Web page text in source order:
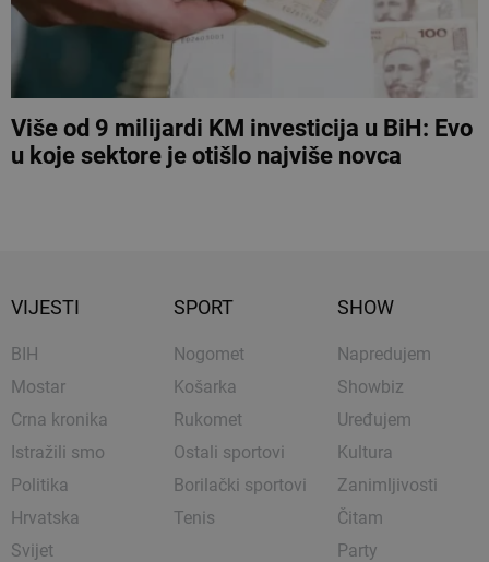
Više od 9 milijardi KM investicija u BiH: Evo
u koje sektore je otišlo najviše novca
VIJESTI
BIH
Mostar
Crna kronika
Istražili smo
Politika
Hrvatska
Svijet
SPORT
Nogomet
Košarka
Rukomet
Ostali sportovi
Borilački sportovi
Tenis
SHOW
Napredujem
Showbiz
Uređujem
Kultura
Zanimljivosti
Čitam
Party